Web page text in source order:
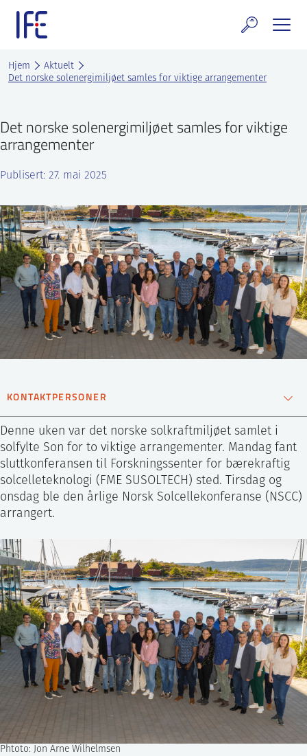
content
og tjenester
teknologi & eiendom
Norske thoriumnettverket
IFE
IFE
Hjem
Aktuelt
Det norske solenergimiljøet samles for viktige arrangementer
Det norske solenergimiljøet samles for viktige
arrangementer
Publisert: 27. mai 2025
KONTAKTPERSONER
901 17 762
Send epost
Erik Stensrud
Marstein
Sjefsforsker
41511432
Send epost
senterkoordinator
Denne uken var det norske solkraftmiljøet samlet i
solfylte Son for to viktige arrangementer. Mandag fant
sluttkonferansen til Forskningssenter for bærekraftig
solcelleteknologi (FME SUSOLTECH) sted. Tirsdag og
onsdag ble den årlige Norsk Solcellekonferanse (NSCC)
arrangert.
Phtoto: Jon Arne Wilhelmsen